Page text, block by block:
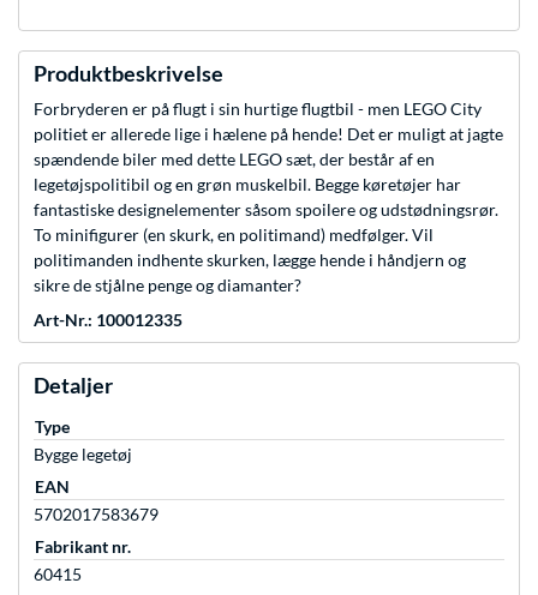
Produktbeskrivelse
Forbryderen er på flugt i sin hurtige flugtbil - men LEGO City
politiet er allerede lige i hælene på hende! Det er muligt at jagte
spændende biler med dette LEGO sæt, der består af en
legetøjspolitibil og en grøn muskelbil. Begge køretøjer har
fantastiske designelementer såsom spoilere og udstødningsrør.
To minifigurer (en skurk, en politimand) medfølger. Vil
politimanden indhente skurken, lægge hende i håndjern og
sikre de stjålne penge og diamanter?
Art-Nr.: 100012335
Detaljer
Type
Bygge legetøj
EAN
5702017583679
Fabrikant nr.
60415